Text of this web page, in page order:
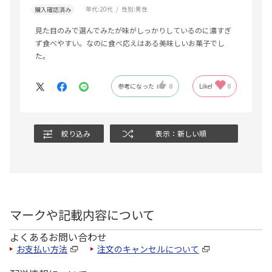
購入確認済み 年代:20代 性別:男性
見た目のみで選んでみたが味がしっかりしているのに濃すぎ
ず食べやすい。なのに食べ応えはある美味しいお菓子でし
た。
参考になった 0 Like! 0
絞り込み 表示：新しい順
マークや記載内容について
よくあるお問い合わせ
お支払い方法 注文のキャンセルについて